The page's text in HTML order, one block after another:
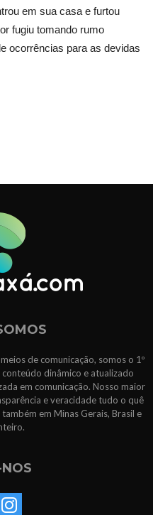
em sua casa e furtou
fugiu tomando rumo
ocorrências para as devidas
de comunicação, somos o 1º
dinâmico e atualizado
em comunicação. Nosso maior
e veracidade tudo o quê
em Minas Gerais, Brasil e